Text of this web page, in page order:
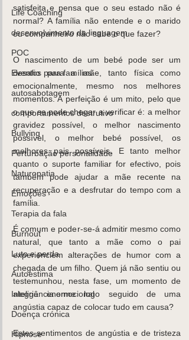
Life Coaching
desenvolvimento da linguagem
POC
Eventos para famílias
autosabotagem
comportamentos destrutivo
Bullying
Perturbação personalidade
Naturopatia
Emoções
Terapia da fala
Burnout
Luto e perda
Autoestima
Inteligência emocional
Doença crónica
Hipnose
satisfeita e pensa que o seu estado não é
normal? A família não entende e o marido
ou companheiro não sabe o que fazer?
O nascimento de um bebé pode ser um
desafio para a mãe, tanto física como
emocionalmente, mesmo nos melhores
momentos. A perfeição é um mito, pelo que
o que se pode chegar a verificar é: a melhor
gravidez possível, o melhor nascimento
possível, o melhor bebé possível, os
melhores pais possíveis. E tanto melhor
quanto o suporte familiar for efectivo, pois
também pode ajudar a mãe recente na
recuperação e a desfrutar do tempo com a
família.
É comum e poder-se-á admitir mesmo como
natural, que tanto a mãe como o pai
experienciem alterações de humor com a
chegada de um filho. Quem já não sentiu ou
testemunhou, nesta fase, um momento de
alegria enorme logo seguido de uma
angústia capaz de colocar tudo em causa?
Estes sentimentos de angústia e de tristeza